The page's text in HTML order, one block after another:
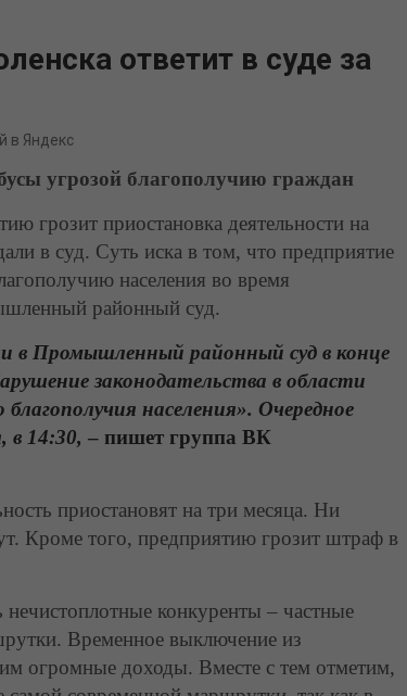
ответит в суде за
в Яндекс
угрозой благополучию граждан
грозит приостановка деятельности на
в суд. Суть иска в том, что предприятие
населения во время
районный суд.
Промышленный районный суд в конце
законодательства в области
населения». Очередное
в 14:30, – пишет группа ВК
приостановят на три месяца. Ни
Кроме того, предприятию грозит штраф в
нечистоплотные конкуренты – частные
Временное выключение из
им огромные доходы. Вместе с тем отметим,